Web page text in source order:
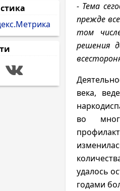
- Тема
прежде
том
решения
века,
во
удалось
годами